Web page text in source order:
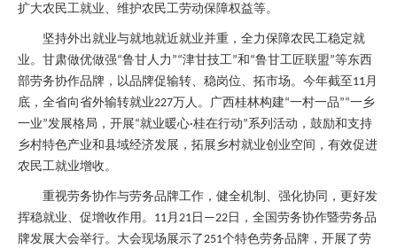
扩大农民工就业、维护农民工劳动保障权益等。
坚持外出就业与就地就近就业并重，全力保障农民工稳定就
业。甘肃做优做强“鲁甘人力 ”“津甘技工”和 “鲁甘工匠联盟”等东西
部劳务协作品牌，以品牌促输转、稳岗位、拓市场。今年截至 11月
底，全省向省外输转就业227万人。广西桂林构建“一村一品”“一乡
一业”发展格局，开展“就业暖心·桂在行动”系列活动，鼓励和支持
乡村特色产业和县域经济发展，拓展乡村就业创业空间，有效促进
农民工就业增收。
重视劳务协作与劳务品牌工作，健全机制、强化协同，更好发
挥稳就业、促增收作用。 11月 21 日 —22 日，全国劳务协作暨劳务品
牌发展大会举行。大会现场展示了251个特色劳务品牌，开展了劳